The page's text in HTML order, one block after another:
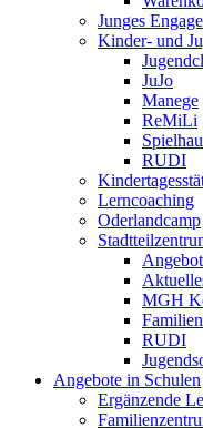
Junges
Kinder- und
JuJo
Manege
ReMiLi
RUDI
Lerncoaching
Oderlandcamp
MGH
RUDI
Angebote in Schulen
Ergänzende